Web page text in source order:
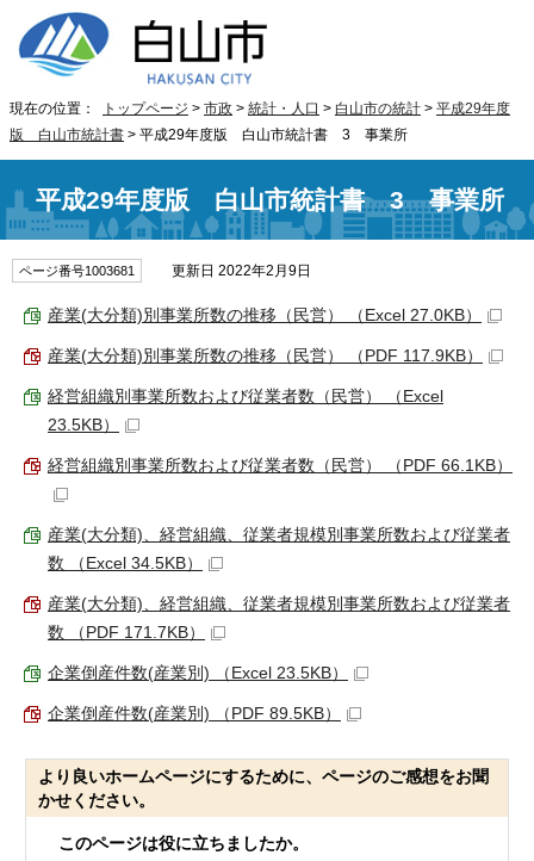
現在の位置： トップページ > 市政 > 統計・人口 > 白山市の統計 > 平成29年度
版 白山市統計書 > 平成29年度版 白山市統計書 3 事業所
平成29年度版 白山市統計書 3 事業所
ページ番号1003681 更新日 2022年2月9日
産業(大分類)別事業所数の推移（民営） （Excel 27.0KB）
産業(大分類)別事業所数の推移（民営） （PDF 117.9KB）
経営組織別事業所数および従業者数（民営） （Excel
23.5KB）
経営組織別事業所数および従業者数（民営） （PDF 66.1KB）
産業(大分類)、経営組織、従業者規模別事業所数および従業者
数 （Excel 34.5KB）
産業(大分類)、経営組織、従業者規模別事業所数および従業者
数 （PDF 171.7KB）
企業倒産件数(産業別) （Excel 23.5KB）
企業倒産件数(産業別) （PDF 89.5KB）
より良いホームページにするために、ページのご感想をお聞
かせください。
このページは役に立ちましたか。